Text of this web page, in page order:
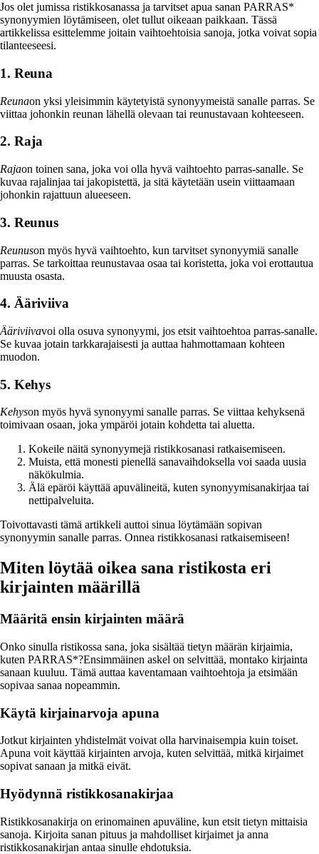
Jos olet jumissa ristikkosanassa ja tarvitset apua sanan PARRAS*
synonyymien löytämiseen, olet tullut oikeaan paikkaan. Tässä
artikkelissa esittelemme joitain vaihtoehtoisia sanoja, jotka voivat sopia
tilanteeseesi.
1. Reuna
Reunaon yksi yleisimmin käytetyistä synonyymeistä sanalle parras. Se
viittaa johonkin reunan lähellä olevaan tai reunustavaan kohteeseen.
2. Raja
Rajaon toinen sana, joka voi olla hyvä vaihtoehto parras-sanalle. Se
kuvaa rajalinjaa tai jakopistettä, ja sitä käytetään usein viittaamaan
johonkin rajattuun alueeseen.
3. Reunus
Reunuson myös hyvä vaihtoehto, kun tarvitset synonyymiä sanalle
parras. Se tarkoittaa reunustavaa osaa tai koristetta, joka voi erottautua
muusta osasta.
4. Ääriviiva
Ääriviivavoi olla osuva synonyymi, jos etsit vaihtoehtoa parras-sanalle.
Se kuvaa jotain tarkkarajaisesti ja auttaa hahmottamaan kohteen
muodon.
5. Kehys
Kehyson myös hyvä synonyymi sanalle parras. Se viittaa kehyksenä
toimivaan osaan, joka ympäröi jotain kohdetta tai aluetta.
Kokeile näitä synonyymejä ristikkosanasi ratkaisemiseen.
Muista, että monesti pienellä sanavaihdoksella voi saada uusia
näkökulmia.
Älä epäröi käyttää apuvälineitä, kuten synonyymisanakirjaa tai
nettipalveluita.
Toivottavasti tämä artikkeli auttoi sinua löytämään sopivan
synonyymin sanalle parras. Onnea ristikkosanasi ratkaisemiseen!
Miten löytää oikea sana ristikosta eri
kirjainten määrillä
Määritä ensin kirjainten määrä
Onko sinulla ristikossa sana, joka sisältää tietyn määrän kirjaimia,
kuten PARRAS*?Ensimmäinen askel on selvittää, montako kirjainta
sanaan kuuluu. Tämä auttaa kaventamaan vaihtoehtoja ja etsimään
sopivaa sanaa nopeammin.
Käytä kirjainarvoja apuna
Jotkut kirjainten yhdistelmät voivat olla harvinaisempia kuin toiset.
Apuna voit käyttää kirjainten arvoja, kuten selvittää, mitkä kirjaimet
sopivat sanaan ja mitkä eivät.
Hyödynnä ristikkosanakirjaa
Ristikkosanakirja on erinomainen apuväline, kun etsit tietyn mittaisia
sanoja. Kirjoita sanan pituus ja mahdolliset kirjaimet ja anna
ristikkosanakirjan antaa sinulle ehdotuksia.